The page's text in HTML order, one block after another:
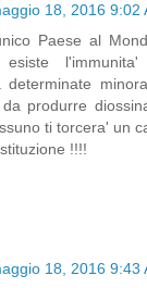
18, 2016 9:02
Paese al
esiste
determinate
produrre
ti torcera' un
!!!!
18, 2016 9:43